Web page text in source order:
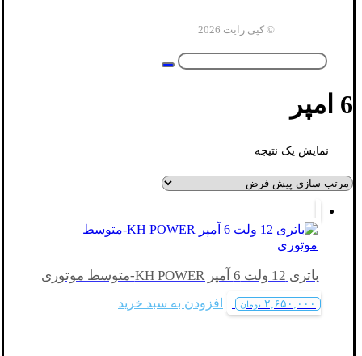
© کپی رایت 2026
6 امپر
نمایش یک نتیجه
باتری 12 ولت 6 آمپر KH POWER-متوسط موتوری
۲,۶۵۰,۰۰۰ تومان افزودن به سبد خرید